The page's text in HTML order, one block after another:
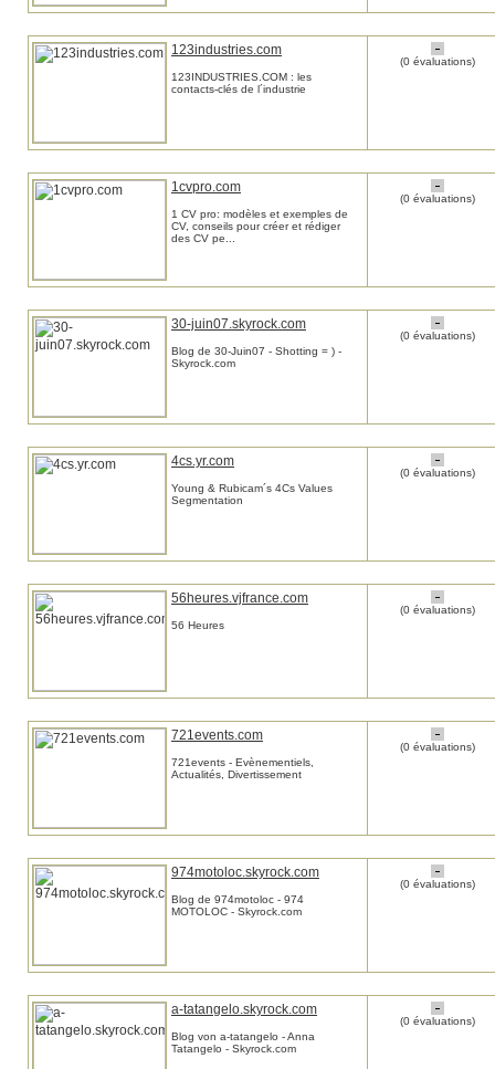
123industries.com
123INDUSTRIES.COM : les
contacts-clés de l´industrie
(0 évaluations)
1cvpro.com
1 CV pro: modèles et exemples de
CV, conseils pour créer et rédiger
des CV pe...
(0 évaluations)
30-juin07.skyrock.com
Blog de 30-Juin07 - Shotting = ) -
Skyrock.com
(0 évaluations)
4cs.yr.com
Young & Rubicam´s 4Cs Values
Segmentation
(0 évaluations)
56heures.vjfrance.com
56 Heures
(0 évaluations)
721events.com
721events - Evènementiels,
Actualités, Divertissement
(0 évaluations)
974motoloc.skyrock.com
Blog de 974motoloc - 974
MOTOLOC - Skyrock.com
(0 évaluations)
a-tatangelo.skyrock.com
Blog von a-tatangelo - Anna
Tatangelo - Skyrock.com
(0 évaluations)